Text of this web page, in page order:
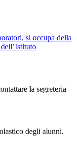
si occupa della
la segreteria
degli alunni.